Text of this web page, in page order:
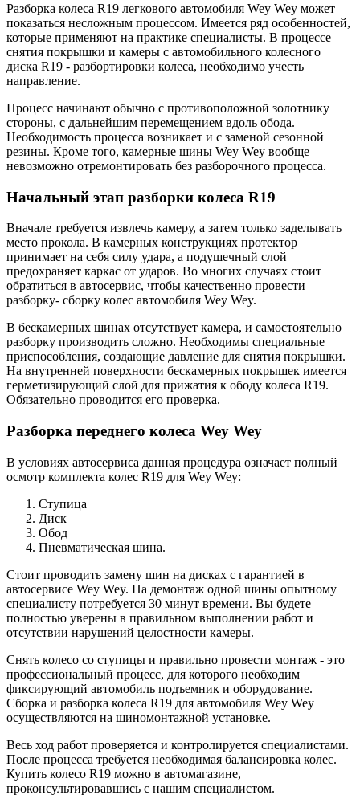
Разборка колеса R19 легкового автомобиля Wey Wey может
показаться несложным процессом. Имеется ряд особенностей,
которые применяют на практике специалисты. В процессе
снятия покрышки и камеры с автомобильного колесного
диска R19 - разбортировки колеса, необходимо учесть
направление.
Процесс начинают обычно с противоположной золотнику
стороны, с дальнейшим перемещением вдоль обода.
Необходимость процесса возникает и с заменой сезонной
резины. Кроме того, камерные шины Wey Wey вообще
невозможно отремонтировать без разборочного процесса.
Начальный этап разборки колеса R19
Вначале требуется извлечь камеру, а затем только заделывать
место прокола. В камерных конструкциях протектор
принимает на себя силу удара, а подушечный слой
предохраняет каркас от ударов. Во многих случаях стоит
обратиться в автосервис, чтобы качественно провести
разборку- сборку колес автомобиля Wey Wey.
В бескамерных шинах отсутствует камера, и самостоятельно
разборку производить сложно. Необходимы специальные
приспособления, создающие давление для снятия покрышки.
На внутренней поверхности бескамерных покрышек имеется
герметизирующий слой для прижатия к ободу колеса R19.
Обязательно проводится его проверка.
Разборка переднего колеса Wey Wey
В условиях автосервиса данная процедура означает полный
осмотр комплекта колес R19 для Wey Wey:
Ступица
Диск
Обод
Пневматическая шина.
Стоит проводить замену шин на дисках с гарантией в
автосервисе Wey Wey. На демонтаж одной шины опытному
специалисту потребуется 30 минут времени. Вы будете
полностью уверены в правильном выполнении работ и
отсутствии нарушений целостности камеры.
Снять колесо со ступицы и правильно провести монтаж - это
профессиональный процесс, для которого необходим
фиксирующий автомобиль подъемник и оборудование.
Сборка и разборка колеса R19 для автомобиля Wey Wey
осуществляются на шиномонтажной установке.
Весь ход работ проверяется и контролируется специалистами.
После процесса требуется необходимая балансировка колес.
Купить колесо R19 можно в автомагазине,
проконсультировавшись с нашим специалистом.